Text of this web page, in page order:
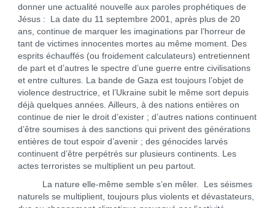
donner une actualité nouvelle aux paroles prophétiques de
Jésus : La date du 11 septembre 2001, après plus de 20
ans, continue de marquer les imaginations par l’horreur de
tant de victimes innocentes mortes au même moment. Des
esprits échauffés (ou froidement calculateurs) entretiennent
de part et d’autres le spectre d’une guerre entre civilisations
et entre cultures. La bande de Gaza est toujours l’objet de
violence destructrice, et l’Ukraine subit le même sort depuis
déjà quelques années. Ailleurs, à des nations entières on
continue de nier le droit d’exister ; d’autres nations continuent
d’être soumises à des sanctions qui privent des générations
entières de tout espoir d’avenir ; des génocides larvés
continuent d’être perpétrés sur plusieurs continents. Les
actes terroristes se multiplient un peu partout.
La nature elle-même semble s’en mêler. Les séismes
naturels se multiplient, toujours plus violents et dévastateurs,